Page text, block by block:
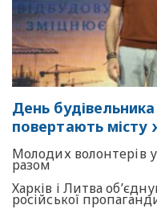
День
повертають місту
Молодих волонтерів
разом
Харків і Литва
російської